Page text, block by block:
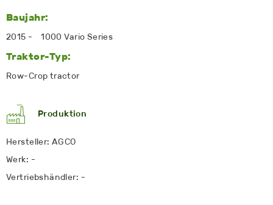
Baujahr:
2015 - 1000 Vario Series
Traktor-Typ:
Row-Crop tractor
Produktion
Hersteller: AGCO
Werk: -
Vertriebshändler: -